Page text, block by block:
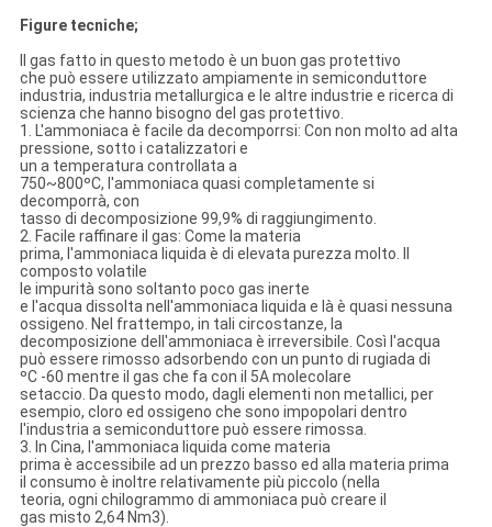
Figure tecniche;
Il gas fatto in questo metodo è un buon gas protettivo
che può essere utilizzato ampiamente in semiconduttore
industria, industria metallurgica e le altre industrie e ricerca di
scienza che hanno bisogno del gas protettivo.
1. L'ammoniaca è facile da decomporrsi: Con non molto ad alta
pressione, sotto i catalizzatori e
un a temperatura controllata a
750~800ºC, l'ammoniaca quasi completamente si
decomporrà, con
tasso di decomposizione 99,9% di raggiungimento.
2. Facile raffinare il gas: Come la materia
prima, l'ammoniaca liquida è di elevata purezza molto. Il
composto volatile
le impurità sono soltanto poco gas inerte
e l'acqua dissolta nell'ammoniaca liquida e là è quasi nessuna
ossigeno. Nel frattempo, in tali circostanze, la
decomposizione dell'ammoniaca è irreversibile. Così l'acqua
può essere rimosso adsorbendo con un punto di rugiada di
ºC -60 mentre il gas che fa con il 5A molecolare
setaccio. Da questo modo, dagli elementi non metallici, per
esempio, cloro ed ossigeno che sono impopolari dentro
l'industria a semiconduttore può essere rimossa.
3. In Cina, l'ammoniaca liquida come materia
prima è accessibile ad un prezzo basso ed alla materia prima
il consumo è inoltre relativamente più piccolo (nella
teoria, ogni chilogrammo di ammoniaca può creare il
gas misto 2,64 Nm3).